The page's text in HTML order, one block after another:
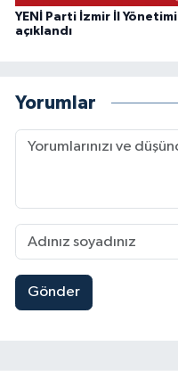
YENİ Parti İzmir İl Yönetimi
açıklandı
Yorumlar
Gönder